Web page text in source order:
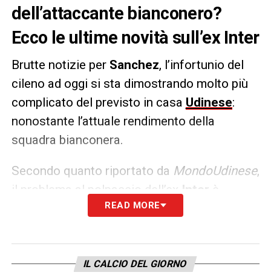
dell’attaccante bianconero?
Ecco le ultime novità sull’ex Inter
Brutte notizie per Sanchez, l’infortunio del
cileno ad oggi si sta dimostrando molto più
complicato del previsto in casa Udinese:
nonostante l’attuale rendimento della
squadra bianconera.
Secondo quanto riportato da MondoUdinese,
il problema al polpaccio dell’ex Inter
è
ancora presente nonostante la crescita delle
essere intorno novembre potrebbe
addirittura slittare per dicembre.Staremo a
READ MORE
IL CALCIO DEL GIORNO